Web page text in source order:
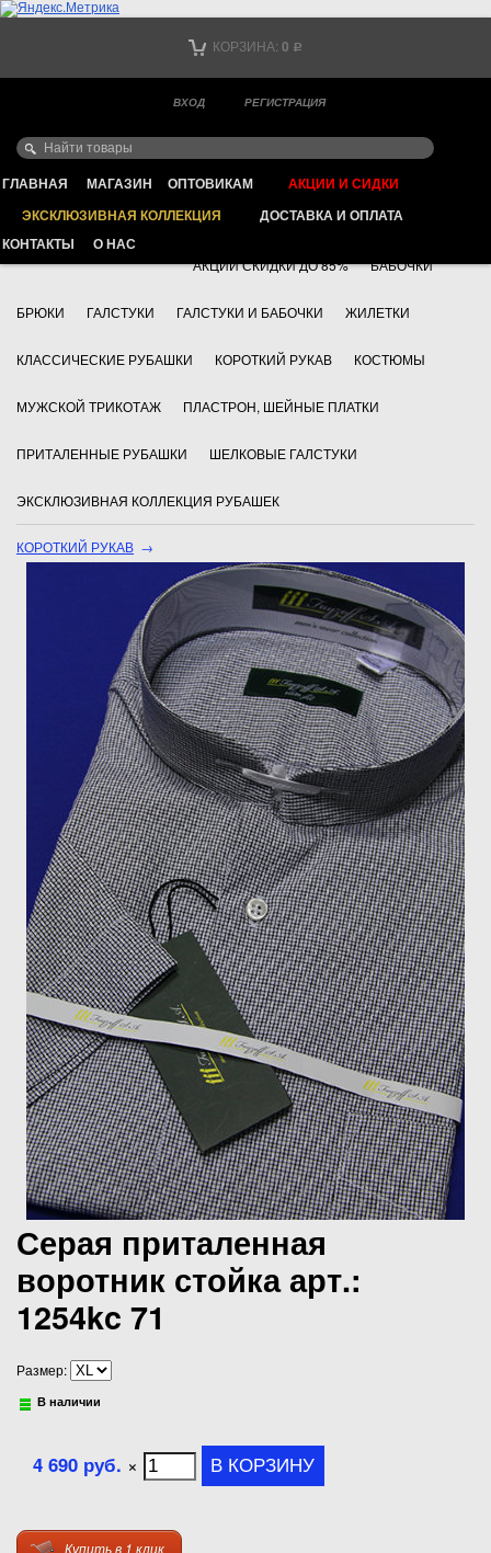
КОРЗИНА: 0 Р
ВХОД РЕГИСТРАЦИЯ
ГЛАВНАЯ МАГАЗИН ОПТОВИКАМ
АКЦИИ И СИДКИ
ЭКСКЛЮЗИВНАЯ КОЛЛЕКЦИЯ
ДОСТАВКА И ОПЛАТА
КОНТАКТЫ
О НАС
Ваш город -
ИНТЕРНЕТ МАГАЗИН КЛАССИЧЕСКОЙ МУЖСКОЙ ОДЕЖДЫ
+7 495 783 69 17 АКСЕССУАРЫ
АКЦИИ СКИДКИ ДО 85% БАБОЧКИ
БРЮКИ ГАЛСТУКИ ГАЛСТУКИ И БАБОЧКИ ЖИЛЕТКИ
КЛАССИЧЕСКИЕ РУБАШКИ КОРОТКИЙ РУКАВ КОСТЮМЫ
МУЖСКОЙ ТРИКОТАЖ ПЛАСТРОН, ШЕЙНЫЕ ПЛАТКИ
ПРИТАЛЕННЫЕ РУБАШКИ ШЕЛКОВЫЕ ГАЛСТУКИ
ЭКСКЛЮЗИВНАЯ КОЛЛЕКЦИЯ РУБАШЕК
КОРОТКИЙ РУКАВ →
Серая приталенная
воротник стойка арт.:
1254kc 71
Размер:
В наличии
4 690 руб. ×
Купить в 1 клик